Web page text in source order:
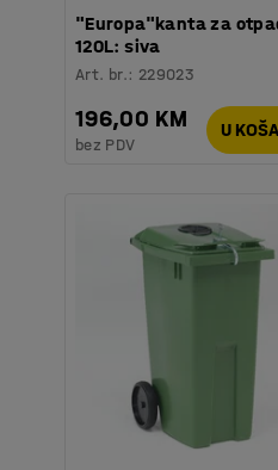
"Europa"kanta za
120L: siva
Art. br.: 229023
196,00 KM
bez PDV
U